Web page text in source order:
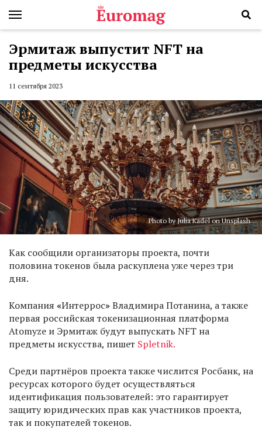
Эрмитаж выпустит NFT на
предметы искусства
11 сентября 2023
Photo by Julia Kadel on Unsplash
Как сообщили организаторы проекта, почти
половина токенов была раскуплена уже через три
дня.
Компания «Интеррос»Владимира Потанина, а также
первая российская токенизационная платформа
Atomyze и Эрмитаж будут выпускать NFT на
предметы искусства, пишет Spletnik.
Среди партнёров проекта также числится Росбанк, на
ресурсах которого будет осуществляться
идентификация пользователей: это гарантирует
защиту юридических прав как участников проекта,
так и покупателей токенов.